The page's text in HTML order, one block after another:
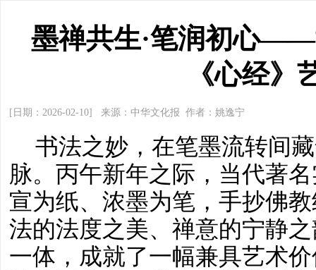
墨禅共生·笔润初心
《心经》
[日期：2026-02-10] 来源：中华文化报 作者：姚逸宁
书法之妙，在笔墨流转间
脉。丙午新年之际，当代著
宣为纸、浓墨为笔，手抄佛
法的法度之美、禅意的宁静
一体，成就了一幅兼具艺术